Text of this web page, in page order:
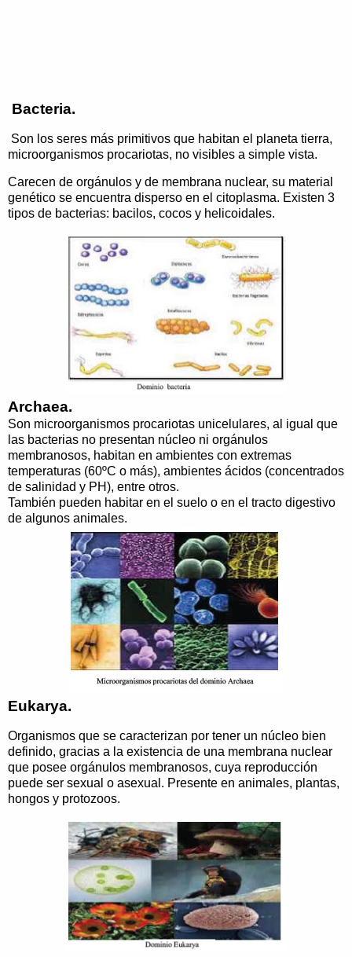
Bacteria.
Son los seres más primitivos que habitan el planeta tierra,
microorganismos procariotas, no visibles a simple vista.
Carecen de orgánulos y de membrana nuclear, su material
genético se encuentra disperso en el citoplasma. Existen 3
tipos de bacterias: bacilos, cocos y helicoidales.
Archaea.
Son microorganismos procariotas unicelulares, al igual que
las bacterias no presentan núcleo ni orgánulos
membranosos, habitan en ambientes con extremas
temperaturas (60ºC o más), ambientes ácidos (concentrados
de salinidad y PH), entre otros.
También pueden habitar en el suelo o en el tracto digestivo
de algunos animales.
Eukarya.
Organismos que se caracterizan por tener un núcleo bien
definido, gracias a la existencia de una membrana nuclear
que posee orgánulos membranosos, cuya reproducción
puede ser sexual o asexual. Presente en animales, plantas,
hongos y protozoos.